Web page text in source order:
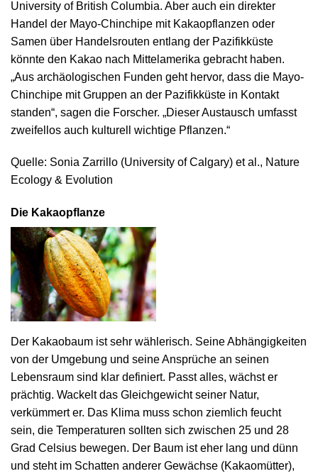
University of British Columbia. Aber auch ein direkter
Handel der Mayo-Chinchipe mit Kakaopflanzen oder
Samen über Handelsrouten entlang der Pazifikküste
könnte den Kakao nach Mittelamerika gebracht haben.
„Aus archäologischen Funden geht hervor, dass die Mayo-
Chinchipe mit Gruppen an der Pazifikküste in Kontakt
standen“, sagen die Forscher. „Dieser Austausch umfasst
zweifellos auch kulturell wichtige Pflanzen.“
Quelle: Sonia Zarrillo (University of Calgary) et al., Nature
Ecology & Evolution
Die Kakaopflanze
Der Kakaobaum ist sehr wählerisch. Seine Abhängigkeiten
von der Umgebung und seine Ansprüche an seinen
Lebensraum sind klar definiert. Passt alles, wächst er
prächtig. Wackelt das Gleichgewicht seiner Natur,
verkümmert er. Das Klima muss schon ziemlich feucht
sein, die Temperaturen sollten sich zwischen 25 und 28
Grad Celsius bewegen. Der Baum ist eher lang und dünn
und steht im Schatten anderer Gewächse (Kakaomütter),